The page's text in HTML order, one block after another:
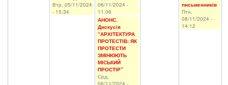
Втр, 05/11/2024
- 15:34
06/11/2024 -
11:06
АНОНС.
Дискусія
“АРХІТЕКТУРА
ПРОТЕСТІВ: ЯК
ПРОТЕСТИ
ЗМІНЮЮТЬ
МІСЬКИЙ
ПРОСТІР”
Срд,
06/11/2024 -
письменників
Птн,
08/11/2024 -
14:12